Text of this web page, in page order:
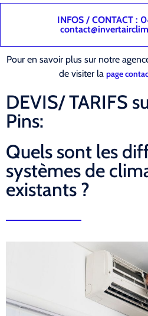
INFOS / CONTACT :
Pour en savoir plus sur notre
de visiter la page
DEVIS/ TARIFS
Pins:
Quels sont les
systèmes de
existants ?